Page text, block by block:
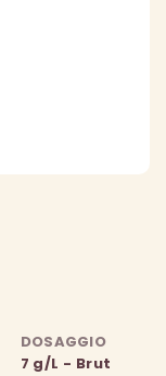
DOSAGGIO
7 g/L - Brut